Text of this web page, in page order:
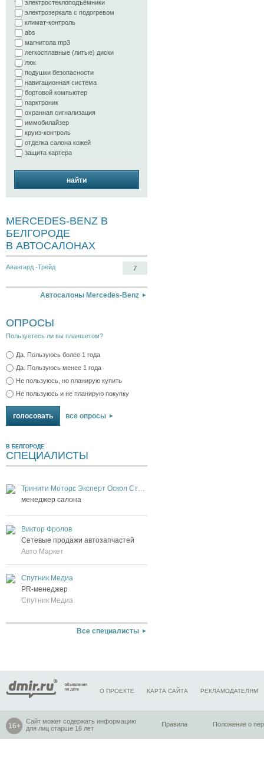
электростеклоподъёмники
электрозеркала с подогревом
климат-контроль
abs
магнитола mp3
легкосплавные (литые) диски
люк
подушки безопасности
навигационная система
бортовой компьютер
парктроник
охранная сигнализация
иммобилайзер
круиз-контроль
отделка салона кожей
защита картера
найти
MERCEDES-BENZ В
БЕЛГОРОДЕ
В АВТОСАЛОНАХ
Авангард -Трейд 7
Автосалоны Mercedes-Benz
ОПРОСЫ
Пользуетесь ли вы планшетом?
Да. Пользуюсь более 1 года
Да. Пользуюсь менее 1 года
Не пользуюсь, но планирую купить
Не пользуюсь и не планирую покупку
все опросы
В БЕЛГОРОДЕ
СПЕЦИАЛИСТЫ
Тринити Моторс Эксперт Оскол Старый Оскол
менеджер салона
Виктор Фролов
Сетевые продажи автозапчастей
Авто Маркет
Спутник Медиа
PR-менеджер
Спутник Медиа
Все специалисты
О ПРОЕКТЕ КАРТА САЙТА РЕКЛАМОДАТЕЛЯМ
Сайт может содержать информацию
для лиц старше 16 лет
Правила Положение о